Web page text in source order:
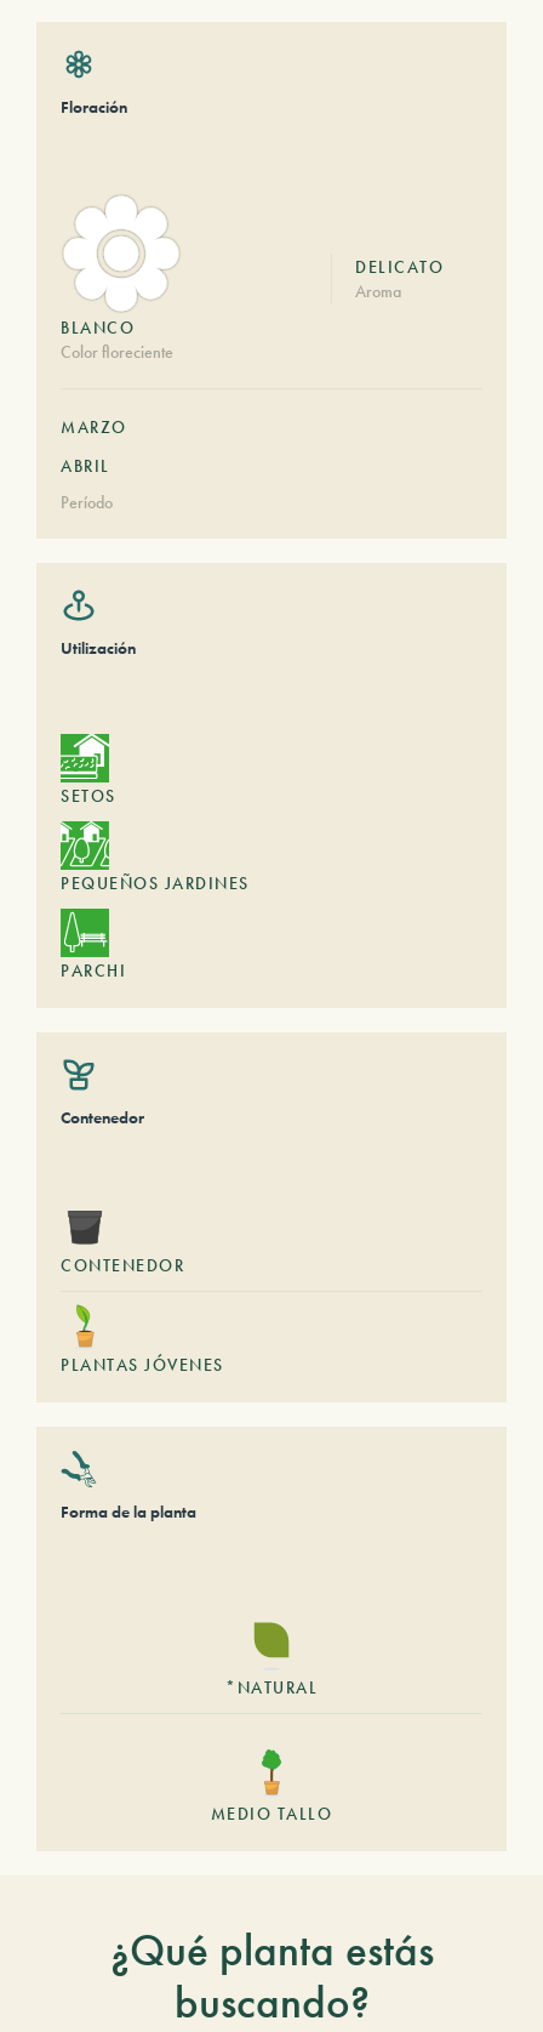
Floración
BLANCO
Color floreciente
DELICATO
Aroma
MARZO
ABRIL
Período
Utilización
SETOS
PEQUEÑOS JARDINES
PARCHI
Contenedor
CONTENEDOR
PLANTAS JÓVENES
Forma de la planta
*NATURAL
MEDIO TALLO
¿Qué planta estás
buscando?